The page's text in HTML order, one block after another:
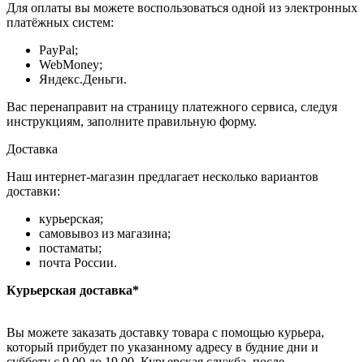
Для оплаты вы можете воспользоваться одной из электронных
платёжных систем:
PayPal;
WebMoney;
Яндекс.Деньги.
Вас перенаправит на страницу платежного сервиса, следуя
инструкциям, заполните правильную форму.
Доставка
Наш интернет-магазин предлагает несколько вариантов
доставки:
курьерская;
самовывоз из магазина;
постаматы;
почта России.
Курьерская доставка*
Вы можете заказать доставку товара с помощью курьера,
который прибудет по указанному адресу в будние дни и